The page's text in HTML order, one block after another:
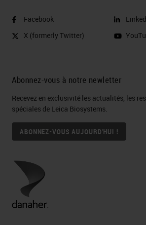
Facebook
X (formerly Twitter)
Abonnez-vous à notre newletter
Recevez en exclusivité les actualités, les
spéciales de Leica Biosystems.
ABONNEZ-VOUS AUJOURD'HUI !